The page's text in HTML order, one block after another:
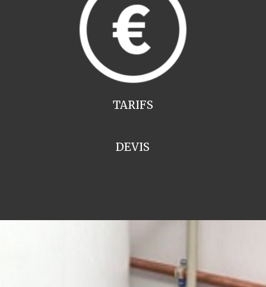
TARIFS
DEVIS